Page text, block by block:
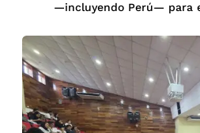
—incluyendo Perú— para
de P. vivax, como la
punto de atención, la
única y esquemas
PAVE agradece a Unitaid
iniciativa.